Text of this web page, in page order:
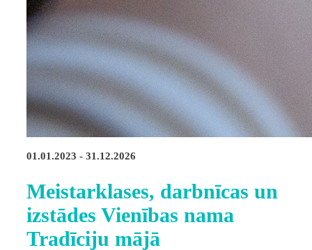
01.01.2023 - 31.12.2026
Meistarklases, darbnīcas un
izstādes Vienības nama
Tradīciju mājā